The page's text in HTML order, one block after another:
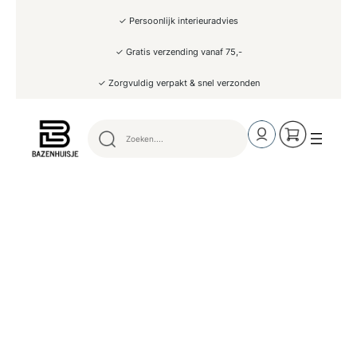
✓ Persoonlijk interieuradvies
✓ Gratis verzending vanaf 75,-
✓ Zorgvuldig verpakt & snel verzonden